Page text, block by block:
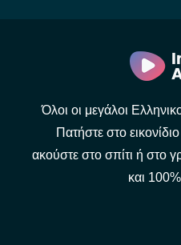
Όλοι οι μεγάλοι
Πατήστε στο
ακούστε στο σπίτι ή στο
και